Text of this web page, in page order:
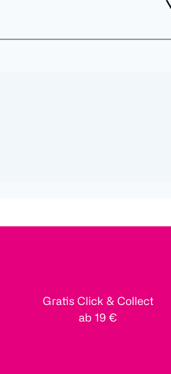
Gratis Click & Collect
ab 19 €